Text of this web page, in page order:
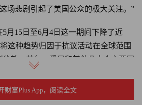
场悲剧引起了美国公众的极大关注。”
月15日至6月4日这一期间下降了近
将这种趋势归因于抗议活动在全球范围
敦、首尔、悉尼和其他几十个主要国
锁措施。
财富Plus App，阅读全文